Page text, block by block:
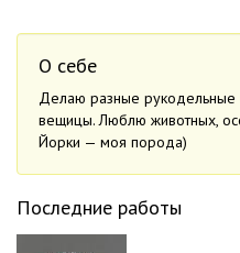
О себе
Делаю разные рукодельные
вещицы. Люблю животных,
Йорки — моя порода)
Последние работы